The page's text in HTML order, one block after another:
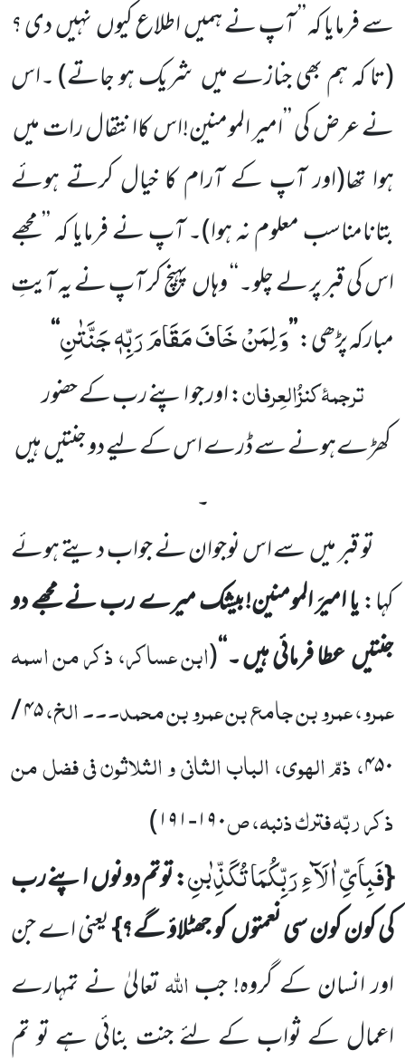
سے فرمایا کہ ’’ آپ نے ہمیںاطلاع کیوںنہیںدی ؟
(تا کہ ہم بھی جنازے میں شریک ہو جاتے)۔اس
نے عرض کی ’’امیر المومنین!اس کاانتقال رات میں
ہوا تھا(اور آپ کے آرام کا خیال کرتے ہوئے
بتانامناسب معلوم نہ ہوا)۔ آپ نے فرمایا کہ ’’مجھے
اس کی قبر پر لے چلو۔‘‘ وہاںپہنچ کر آپ نے یہ آیتِ
مبارکہ پڑھی:’’وَ لِمَنْ خَافَ مَقَامَ رَبِّهٖ جَنَّتٰنِ‘‘
ترجمۂکنزُالعِرفان: اور جو اپنے رب کے حضور
کھڑےہونے سے ڈرے اس کے لیے دو جنتیںہیں
۔
تو قبر میںسے اس نوجوان نے جواب دیتے ہوئے
کہا:یا امیرَ المومنین!بیشک میرے رب نے مجھے دو
جنتیںعطا فرمائی ہیں ۔‘‘(ابن عساکر، ذکر من اسمہ
عمرو، عمرو بن جامع بن عمرو بن محمد۔۔۔ الخ،۴۵/
۴۵۰، ذمّ الہوی، الباب الثانی و الثلاثون فی فضل من
ذکر ربّہ فترک ذنبہ، ص۱۹۰-۱۹۱)
{فَبِاَیِّ اٰلَآءِ رَبِّكُمَا تُكَذِّبٰنِ: توتم دونوںاپنے رب
کی کون کون سی نعمتوںکو جھٹلاؤ گے؟}یعنی اے جن
اور انسان کےگروہ! جباللہتعالیٰ نے تمہارے
اعمال کے ثواب کے لئے جنت بنائی ہے تو تم